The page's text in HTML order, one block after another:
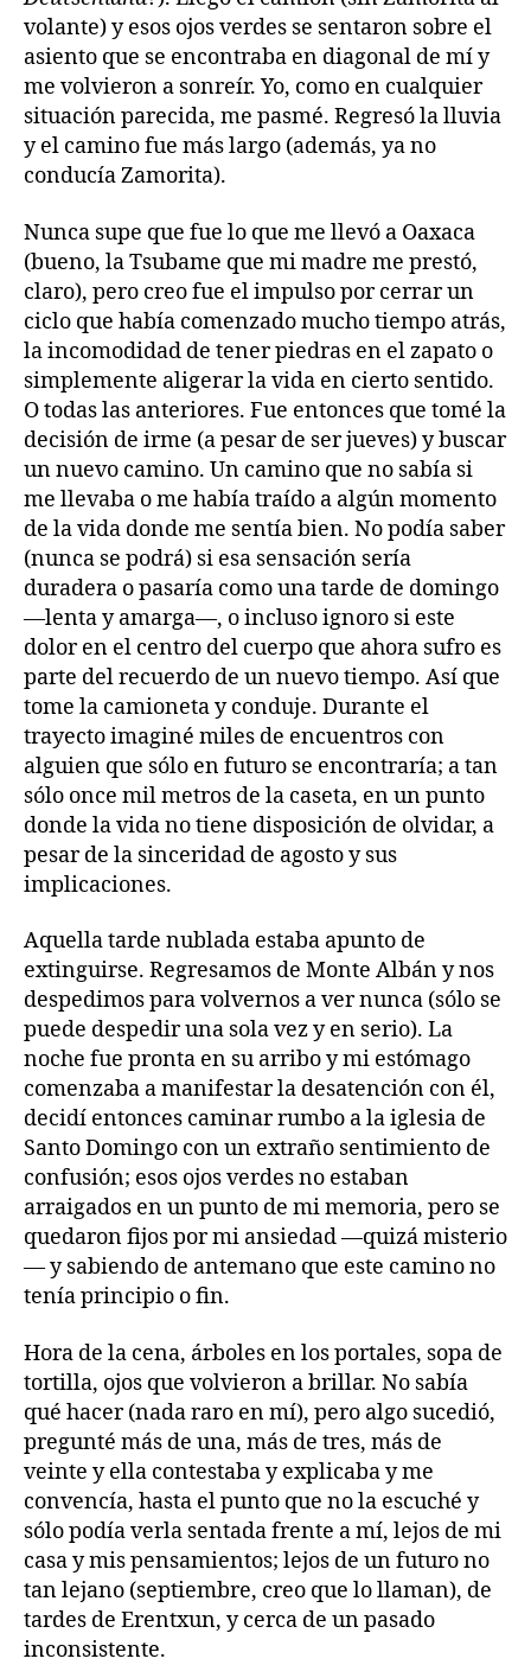
volante) y esos ojos verdes se sentaron sobre el
asiento que se encontraba en diagonal de mí y
me volvieron a sonreír. Yo, como en cualquier
situación parecida, me pasmé. Regresó la lluvia
y el camino fue más largo (además, ya no
conducía Zamorita).
Nunca supe que fue lo que me llevó a Oaxaca
(bueno, la Tsubame que mi madre me prestó,
claro), pero creo fue el impulso por cerrar un
ciclo que había comenzado mucho tiempo atrás,
la incomodidad de tener piedras en el zapato o
simplemente aligerar la vida en cierto sentido.
O todas las anteriores. Fue entonces que tomé la
decisión de irme (a pesar de ser jueves) y buscar
un nuevo camino. Un camino que no sabía si
me llevaba o me había traído a algún momento
de la vida donde me sentía bien. No podía saber
(nunca se podrá) si esa sensación sería
duradera o pasaría como una tarde de domingo
—lenta y amarga—, o incluso ignoro si este
dolor en el centro del cuerpo que ahora sufro es
parte del recuerdo de un nuevo tiempo. Así que
tome la camioneta y conduje. Durante el
trayecto imaginé miles de encuentros con
alguien que sólo en futuro se encontraría; a tan
sólo once mil metros de la caseta, en un punto
donde la vida no tiene disposición de olvidar, a
pesar de la sinceridad de agosto y sus
implicaciones.
Aquella tarde nublada estaba apunto de
extinguirse. Regresamos de Monte Albán y nos
despedimos para volvernos a ver nunca (sólo se
puede despedir una sola vez y en serio). La
noche fue pronta en su arribo y mi estómago
comenzaba a manifestar la desatención con él,
decidí entonces caminar rumbo a la iglesia de
Santo Domingo con un extraño sentimiento de
confusión; esos ojos verdes no estaban
arraigados en un punto de mi memoria, pero se
quedaron fijos por mi ansiedad —quizá misterio
— y sabiendo de antemano que este camino no
tenía principio o fin.
Hora de la cena, árboles en los portales, sopa de
tortilla, ojos que volvieron a brillar. No sabía
qué hacer (nada raro en mí), pero algo sucedió,
pregunté más de una, más de tres, más de
veinte y ella contestaba y explicaba y me
convencía, hasta el punto que no la escuché y
sólo podía verla sentada frente a mí, lejos de mi
casa y mis pensamientos; lejos de un futuro no
tan lejano (septiembre, creo que lo llaman), de
tardes de Erentxun, y cerca de un pasado
inconsistente.